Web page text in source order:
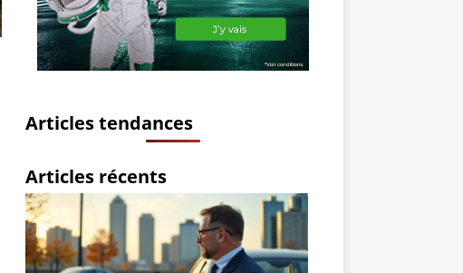
Articles tendances
Articles récents